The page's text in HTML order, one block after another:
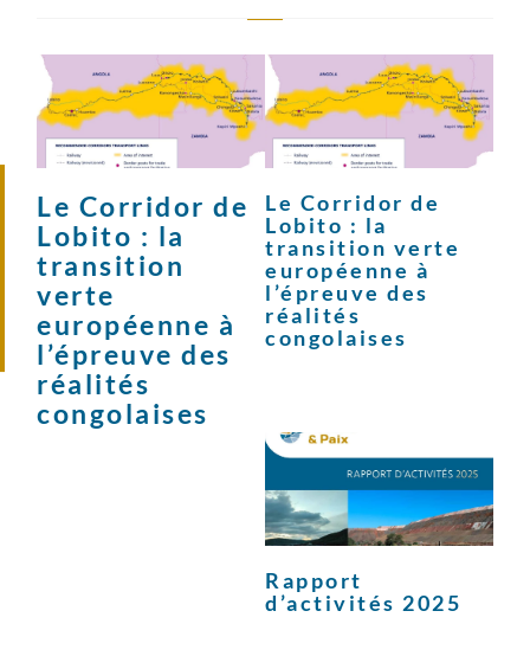
Le Corridor de
Lobito : la
transition
verte
européenne à
l’épreuve des
réalités
congolaises
Le Corridor de
Lobito : la
transition verte
européenne à
l’épreuve des
réalités
congolaises
Rapport
d’activités 2025